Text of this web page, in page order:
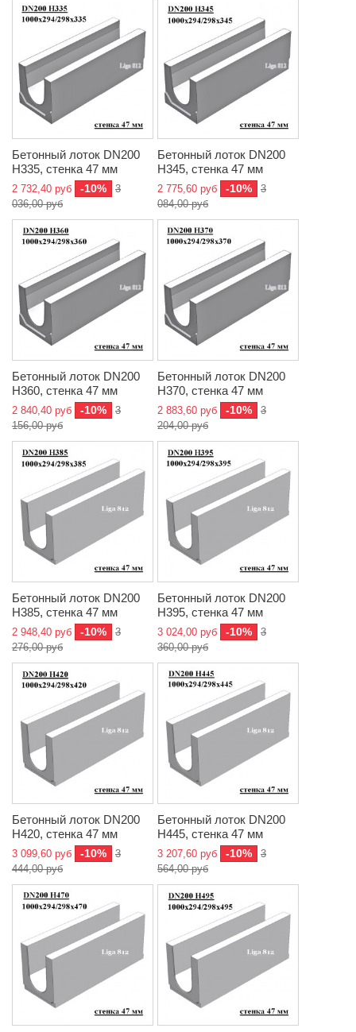
Бетонный лоток DN200
H335, стенка 47 мм
2 732,40 руб -10%
3
036,00 руб
Бетонный лоток DN200
H345, стенка 47 мм
2 775,60 руб -10%
3
084,00 руб
Бетонный лоток DN200
H360, стенка 47 мм
2 840,40 руб -10%
3
156,00 руб
Бетонный лоток DN200
H370, стенка 47 мм
2 883,60 руб -10%
3
204,00 руб
Бетонный лоток DN200
H385, стенка 47 мм
2 948,40 руб -10%
3
276,00 руб
Бетонный лоток DN200
H395, стенка 47 мм
3 024,00 руб -10%
3
360,00 руб
Бетонный лоток DN200
H420, стенка 47 мм
3 099,60 руб -10%
3
444,00 руб
Бетонный лоток DN200
H445, стенка 47 мм
3 207,60 руб -10%
3
564,00 руб